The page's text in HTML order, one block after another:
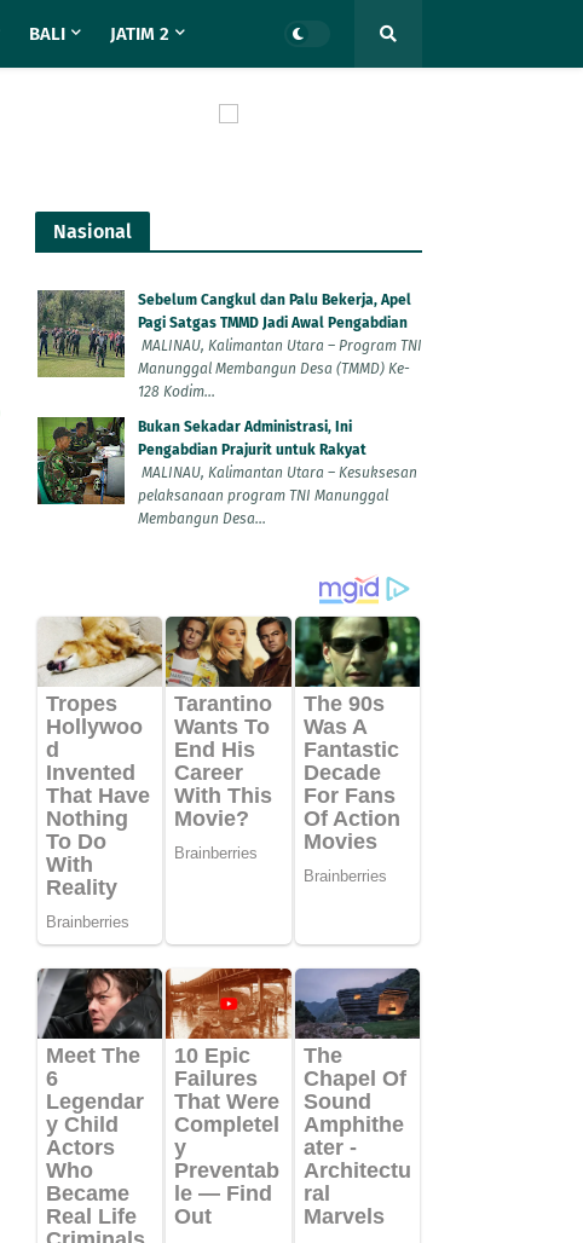
BALI JATIM 2
Nasional
Sebelum Cangkul dan Palu Bekerja, Apel
Pagi Satgas TMMD Jadi Awal Pengabdian
MALINAU, Kalimantan Utara – Program TNI
Manunggal Membangun Desa (TMMD) Ke-
128 Kodim...
Bukan Sekadar Administrasi, Ini
Pengabdian Prajurit untuk Rakyat
MALINAU, Kalimantan Utara – Kesuksesan
pelaksanaan program TNI Manunggal
Membangun Desa...